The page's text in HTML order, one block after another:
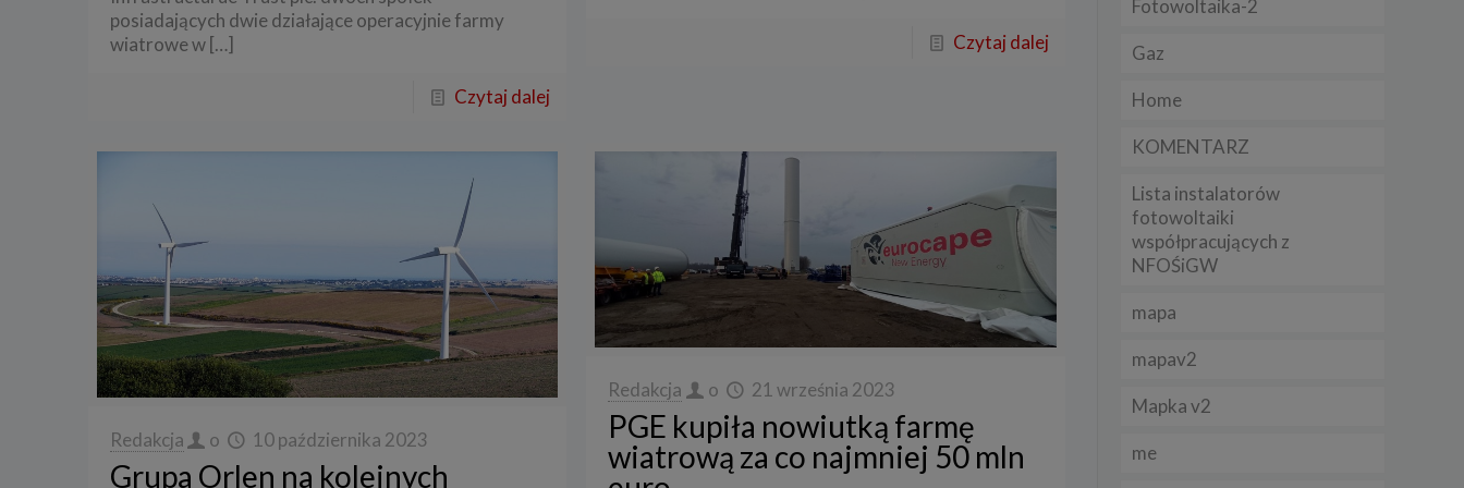
posiadających dwie działające operacyjnie farmy
wiatrowe w[…]
Czytaj dalej
Czytaj dalej
Redakcja o 10 października 2023
Grupa Orlen na kolejnych
Redakcja o 21 września 2023
PGE kupiła nowiutką farmę
wiatrową za co najmniej 50 mln
Fotowoltaika-2
Gaz
Home
KOMENTARZ
Lista instalatorów
fotowoltaiki
współpracujących z
NFOŚiGW
mapa
mapav2
Mapka v2
me
3. Zakres przetwarzanych danych
aktywności użytkownika na stronie).
korzystania z usługi newslettera, tj. imię, nazwisko, adres e-mail.
4. Cel i podstawa przetwarzania danych
Twoje dane będą przetwarzane do celu:
a) realizacji usługi w oparciu o regulamin korzystania z serwisu, jeśli użytkownik zarejestruje
swoje konto lub skorzysta z usługi newslettera (podstawa z art. 6 ust. 1 lit. b RODO),
b) dopasowania treści serwisu do zainteresowań użytkownika, a także wykrywania nadużyć
oraz pomiarów statystycznych i udoskonalenia usług, będącego realizacją naszego prawnie
uzasadnionego interesu (podstawa z art. 6 ust. 1 lit. f RODO),
c) ewentualnego ustalenia, dochodzenia lub obrony przed roszczeniami będącego realizacją
naszego prawnie uzasadnionego w tym interesu (podstawa z art. 6 ust. 1 lit. f RODO).
5. Wymóg podania danych
Podanie danych w celu realizacji usług jest niezbędne do świadczenia tych usług. W razie
niepodania tych danych usługa nie będzie mogła być świadczona.